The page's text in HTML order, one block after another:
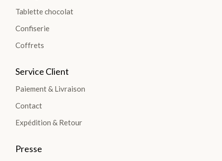
Bonbons
TOUTE LA
SÉLECTION
SÉLECTION
Tablette chocolat
Confiserie
Coffrets
Service Client
Paiement & Livraison
Contact
Expédition & Retour
Presse